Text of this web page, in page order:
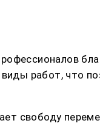
работ, что
свободу